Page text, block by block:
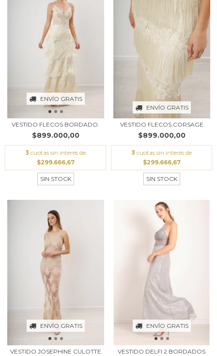
ENVÍO GRATIS
VESTIDO FLECOS BORDADO.
$899.000,00
3 cuotas sin interés de
$299.666,67
SIN STOCK
ENVÍO GRATIS
VESTIDO FLECOS,CORSAGE
$899.000,00
3 cuotas sin interés de
$299.666,67
SIN STOCK
ENVÍO GRATIS
VESTIDO JOSEPHINE CULOTTE
ENVÍO GRATIS
VESTIDO DELFI 2 BORDADOS